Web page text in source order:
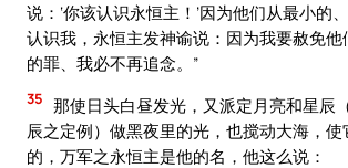
说：‘你该认识永恒主！’因为他们从最小的
认识我，永恒主发神谕说：因为我要赦免他
的罪、我必不再追念。”
35 那使日头白昼发光，又派定月亮和星辰
辰之定例）做黑夜里的光，也搅动大海，使
的，万军之永恒主是他的名，他这么说：